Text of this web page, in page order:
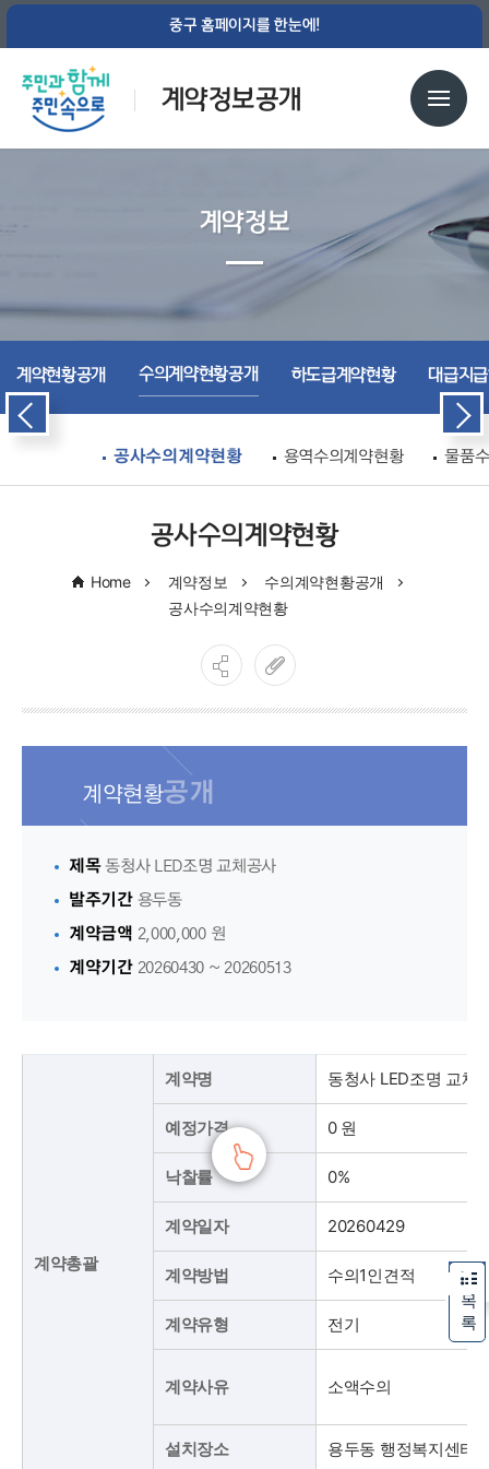
중구 홈페이지를 한눈에!
계약정보공개
계약정보
계약현황공개 수의계약현황공개
공사수의계약현황 용역수의계약현황 물품
하도급계약현황 대급지
공사수의계약현황
Home 계약정보
수의계약현황공개
공사수의계약현황
계약현황공개
제목동청사 LED조명 교체공사
발주기간용두동
계약금액 2,000,000 원
계약기간20260430 ~ 20260513
동청사 LED조명 교체공사 계약세부현황 표
계약총괄
계약명 동청사 LED조명 교체
예정가격 0 원
낙찰률 0%
계약일자 20260429
계약방법 수의1인견적
계약유형 전기
계약사유 소액수의
설치장소 용두동 행정복지센터
목
록